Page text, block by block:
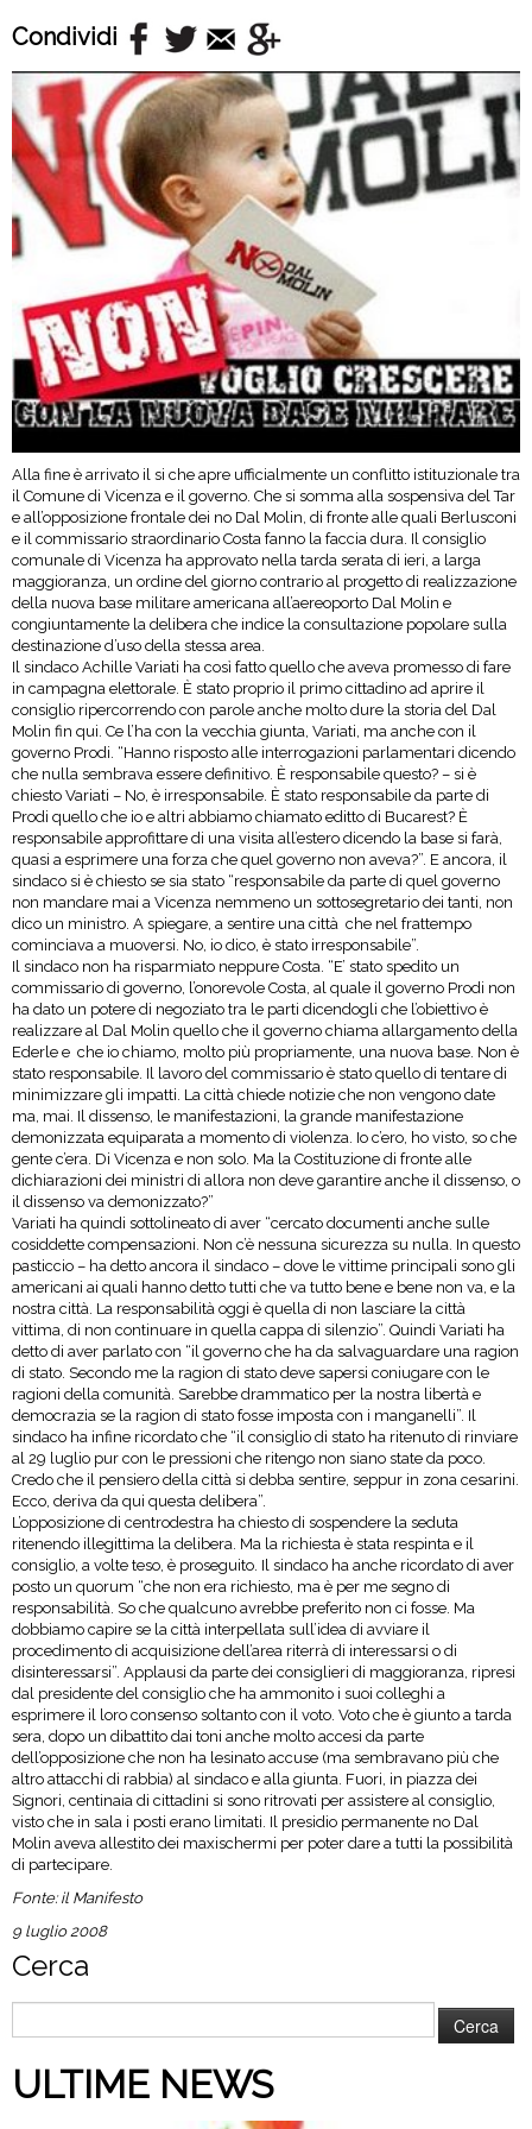
Condividi
Alla fine è arrivato il si che apre ufficialmente un conflitto istituzionale tra
il Comune di Vicenza e il governo. Che si somma alla sospensiva del Tar
e all’opposizione frontale dei no Dal Molin, di fronte alle quali Berlusconi
e il commissario straordinario Costa fanno la faccia dura. Il consiglio
comunale di Vicenza ha approvato nella tarda serata di ieri, a larga
maggioranza, un ordine del giorno contrario al progetto di realizzazione
della nuova base militare americana all’aereoporto Dal Molin e
congiuntamente la delibera che indice la consultazione popolare sulla
destinazione d’uso della stessa area.
Il sindaco Achille Variati ha così fatto quello che aveva promesso di fare
in campagna elettorale. È stato proprio il primo cittadino ad aprire il
consiglio ripercorrendo con parole anche molto dure la storia del Dal
Molin fin qui. Ce l’ha con la vecchia giunta, Variati, ma anche con il
governo Prodi. “Hanno risposto alle interrogazioni parlamentari dicendo
che nulla sembrava essere definitivo. È responsabile questo? – si è
chiesto Variati – No, è irresponsabile. È stato responsabile da parte di
Prodi quello che io e altri abbiamo chiamato editto di Bucarest? È
responsabile approfittare di una visita all’estero dicendo la base si farà,
quasi a esprimere una forza che quel governo non aveva?”. E ancora, il
sindaco si è chiesto se sia stato “responsabile da parte di quel governo
non mandare mai a Vicenza nemmeno un sottosegretario dei tanti, non
dico un ministro. A spiegare, a sentire una città che nel frattempo
cominciava a muoversi. No, io dico, è stato irresponsabile”.
Il sindaco non ha risparmiato neppure Costa. “E’ stato spedito un
commissario di governo, l’onorevole Costa, al quale il governo Prodi non
ha dato un potere di negoziato tra le parti dicendogli che l’obiettivo è
realizzare al Dal Molin quello che il governo chiama allargamento della
Ederle e che io chiamo, molto più propriamente, una nuova base. Non è
stato responsabile. Il lavoro del commissario è stato quello di tentare di
minimizzare gli impatti. La città chiede notizie che non vengono date
ma, mai. Il dissenso, le manifestazioni, la grande manifestazione
demonizzata equiparata a momento di violenza. Io c’ero, ho visto, so che
gente c’era. Di Vicenza e non solo. Ma la Costituzione di fronte alle
dichiarazioni dei ministri di allora non deve garantire anche il dissenso, o
il dissenso va demonizzato?”
Variati ha quindi sottolineato di aver “cercato documenti anche sulle
cosiddette compensazioni. Non c’è nessuna sicurezza su nulla. In questo
pasticcio – ha detto ancora il sindaco – dove le vittime principali sono gli
americani ai quali hanno detto tutti che va tutto bene e bene non va, e la
nostra città. La responsabilità oggi è quella di non lasciare la città
vittima, di non continuare in quella cappa di silenzio”. Quindi Variati ha
detto di aver parlato con “il governo che ha da salvaguardare una ragion
di stato. Secondo me la ragion di stato deve sapersi coniugare con le
ragioni della comunità. Sarebbe drammatico per la nostra libertà e
democrazia se la ragion di stato fosse imposta con i manganelli”. Il
sindaco ha infine ricordato che “il consiglio di stato ha ritenuto di rinviare
al 29 luglio pur con le pressioni che ritengo non siano state da poco.
Credo che il pensiero della città si debba sentire, seppur in zona cesarini.
Ecco, deriva da qui questa delibera”.
L’opposizione di centrodestra ha chiesto di sospendere la seduta
ritenendo illegittima la delibera. Ma la richiesta è stata respinta e il
consiglio, a volte teso, è proseguito. Il sindaco ha anche ricordato di aver
posto un quorum “che non era richiesto, ma è per me segno di
responsabilità. So che qualcuno avrebbe preferito non ci fosse. Ma
dobbiamo capire se la città interpellata sull’idea di avviare il
procedimento di acquisizione dell’area riterrà di interessarsi o di
disinteressarsi”. Applausi da parte dei consiglieri di maggioranza, ripresi
dal presidente del consiglio che ha ammonito i suoi colleghi a
esprimere il loro consenso soltanto con il voto. Voto che è giunto a tarda
sera, dopo un dibattito dai toni anche molto accesi da parte
dell’opposizione che non ha lesinato accuse (ma sembravano più che
altro attacchi di rabbia) al sindaco e alla giunta. Fuori, in piazza dei
Signori, centinaia di cittadini si sono ritrovati per assistere al consiglio,
visto che in sala i posti erano limitati. Il presidio permanente no Dal
Molin aveva allestito dei maxischermi per poter dare a tutti la possibilità
di partecipare.
Fonte: il Manifesto
9 luglio 2008
Cerca
per:
ULTIME NEWS